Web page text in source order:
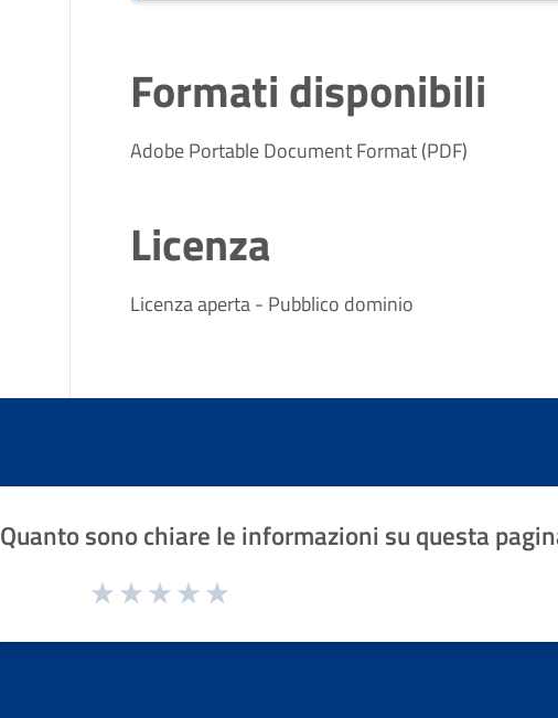
Formati disponibili
Adobe Portable Document Format (PDF)
Licenza
Licenza aperta - Pubblico dominio
Quanto sono chiare le informazioni su questa
Valuta da 1 a 5 stelle la pagina